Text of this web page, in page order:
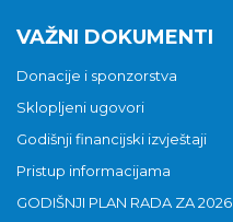
VAŽNI DOKUMENTI
Donacije i sponzorstva
Sklopljeni ugovori
Godišnji financijski izvještaji
Pristup informacijama
GODIŠNJI PLAN RADA ZA 2026